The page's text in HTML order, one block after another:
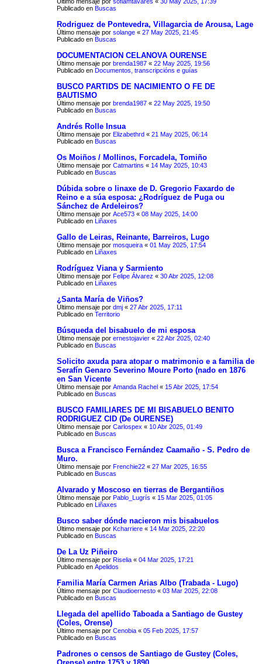
Publicado en Buscas
Rodriguez de Pontevedra, Villagarcia de Arousa, Lage
Último mensaje por solange « 27 May 2025, 21:45
Publicado en Buscas
DOCUMENTACION CELANOVA OURENSE
Último mensaje por brenda1987 « 22 May 2025, 19:56
Publicado en Documentos, transcripcións e guías
BUSCO PARTIDS DE NACIMIENTO O FE DE
BAUTISMO
Último mensaje por brenda1987 « 22 May 2025, 19:50
Publicado en Buscas
Andrés Rolle Insua
Último mensaje por Elizabethrd « 21 May 2025, 06:14
Publicado en Buscas
Os Moiños / Mollinos, Forcadela, Tomiño
Último mensaje por Catmartins « 14 May 2025, 10:43
Publicado en Buscas
Dúbida sobre o linaxe de D. Gregorio Faxardo de
Reino e a súa esposa: ¿Rodríguez de Puga ou
Sánchez de Ardeleiros?
Último mensaje por Ace573 « 08 May 2025, 14:00
Publicado en
Liñaxes
Gallo de Leiras, Reinante, Barreiros, Lugo
Último mensaje por mosqueira « 01 May 2025, 17:54
Publicado en
Liñaxes
Rodríguez Viana y Sarmiento
Último mensaje por Felipe Álvarez « 30 Abr 2025, 12:08
Publicado en
Liñaxes
¿Santa María de Viños?
Último mensaje por dmj « 27 Abr 2025, 17:11
Publicado en Territorio
Búsqueda del bisabuelo de mi esposa
Último mensaje por ernestojavier « 22 Abr 2025, 02:40
Publicado en Buscas
Solicito axuda para atopar o matrimonio e a familia de
Serafín Genaro Severino Moure Porto (nado en 1876
en San Vicente
Último mensaje por Amanda Rachel « 15 Abr 2025, 17:54
Publicado en Buscas
BUSCO FAMILIARES DE MI BISABUELO BENITO
RODRIGUEZ CID (De OURENSE)
Último mensaje por Carlospex « 10 Abr 2025, 01:49
Publicado en Buscas
Busca a Francisco Fernández Caamaño - S. Pedro de
Muro.
Último mensaje por Frenchie22 « 27 Mar 2025, 16:55
Publicado en Buscas
Alvarado y Moscoso en tierras de Bergantiños
Último mensaje por Pablo_Lugrís « 15 Mar 2025, 01:05
Publicado en
Liñaxes
Busco saber dónde nacieron mis bisabuelos
Último mensaje por Kcharriere « 14 Mar 2025, 22:20
Publicado en Buscas
De La Uz Piñeiro
Último mensaje por Riselia « 04 Mar 2025, 17:21
Publicado en Apelidos
Familia María Carmen Arias Albo (Trabada - Lugo)
Último mensaje por Claudioernesto « 03 Mar 2025, 22:08
Publicado en Buscas
Llegada del apellido Taboada a Santiago de Gustey
(Coles, Orense)
Último mensaje por Cenobia « 05 Feb 2025, 17:57
Publicado en Buscas
Padrones o censos de Santiago de Gustey (Coles,